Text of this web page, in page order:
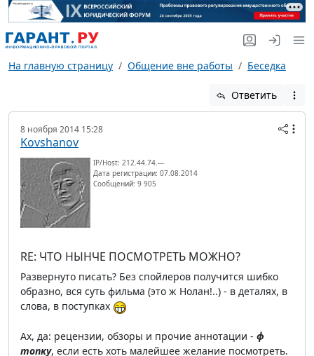
На главную страницу Общение вне работы Беседка
Ответить
8 ноября 2014 15:28
Kovshanov
IP/Host: 212.44.74.---
Дата регистрации: 07.08.2014
Сообщений: 9 905
RE: ЧТО НЫНЧЕ ПОСМОТРЕТЬ МОЖНО?
Развернуто писать? Без спойлеров получится шибко
образно, вся суть фильма (это ж Нолан!..) - в деталях, в
слова, в поступках
Ах, да: рецензии, обзоры и прочие аннотации - ф
топку, если есть хоть малейшее желание посмотреть.